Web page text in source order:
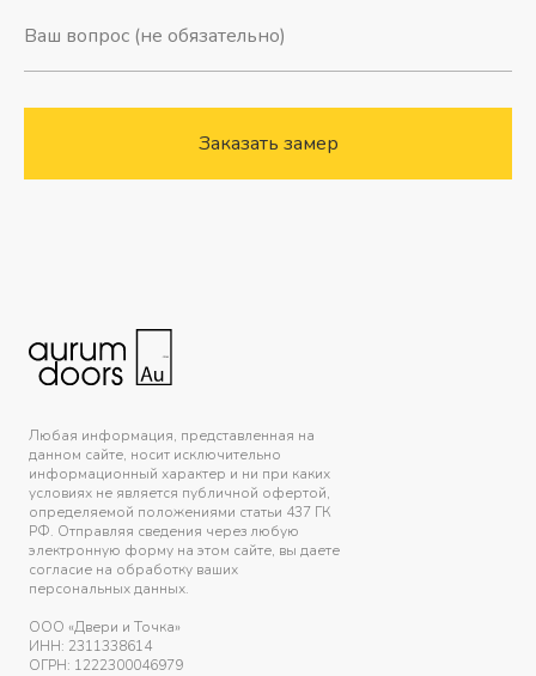
Заказать замер
Любая информация, представленная на
данном сайте, носит исключительно
информационный характер и ни при каких
условиях не является публичной офертой,
определяемой положениями статьи 437 ГК
РФ. Отправляя сведения через любую
электронную форму на этом сайте, вы даете
согласие на обработку ваших
персональных данных.
ООО «Двери и Точка»
ИНН: 2311338614
ОГРН: 1222300046979